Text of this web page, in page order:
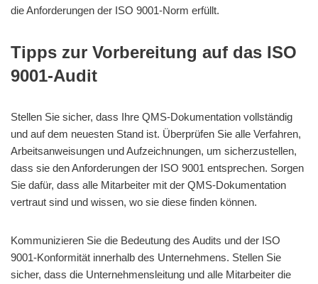
die Anforderungen der ISO 9001-Norm erfüllt.
Tipps zur Vorbereitung auf das ISO
9001-Audit
Stellen Sie sicher, dass Ihre QMS-Dokumentation vollständig
und auf dem neuesten Stand ist. Überprüfen Sie alle Verfahren,
Arbeitsanweisungen und Aufzeichnungen, um sicherzustellen,
dass sie den Anforderungen der ISO 9001 entsprechen. Sorgen
Sie dafür, dass alle Mitarbeiter mit der QMS-Dokumentation
vertraut sind und wissen, wo sie diese finden können.
Kommunizieren Sie die Bedeutung des Audits und der ISO
9001-Konformität innerhalb des Unternehmens. Stellen Sie
sicher, dass die Unternehmensleitung und alle Mitarbeiter die